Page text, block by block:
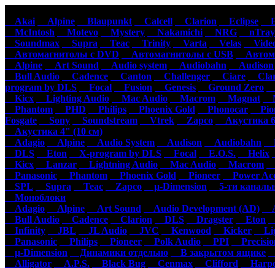
Akai
Alpine Blaupunkt Calcell Clarion Eclipse
McIntosh
Motevo Mystery Nakamichi NRG
nTray
Soundmax
Supra Teac Trinity Varta Velas
Автомагнитолы с DVD
Автомагнитолы с USB
Alpine
Art Sound Audio system Audiobahn
Audison
Bull Audio
Cadence Canton Challenger Ciare
program by DLS
Focal Fusion Genesis Ground Zero
Kicx
Lighting Audio Mac Audio Macrom Magnat
Phantom
PHD Philips Phoenix Gold Phonocar
Fosgate
Sony Soundstream Vtrek Zapco
Акустика
Акустика 4" (10 см)
Adagio
Alpine Audio System Audison Audiobahn
DLS
Eton X-program by DLS Focal E.O.S. Helix
Kicx
Lanzar Lightning Audio Mac Audio Macrom
Panasonic
Phantom Phoenix Gold Pioneer
Power
SPL
Supra Teac Zapco µ-Dimension
5-ти
Моноблоки
Adagio
Alpine Art Sound Audio Development (AD)
Bull Audio
Cadence Clarion DLS Dragster Eton
Infinity
JBL JL Audio JVC Kenwood Kicker
Panasonic
Philips Pioneer Polk Audio PPI
µ-Dimension
Динамики отдельно В закрытом ящике
Alligator
A.P.S. Black Bug Cenmax Clifford